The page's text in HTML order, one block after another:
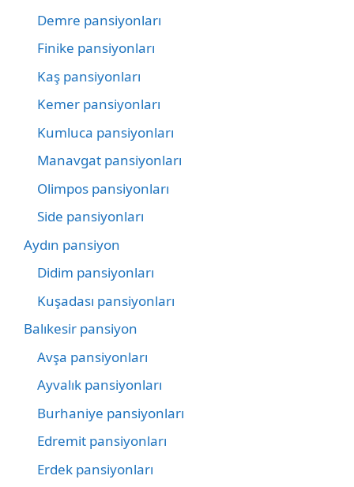
Demre pansiyonları
Finike pansiyonları
Kaş pansiyonları
Kemer pansiyonları
Kumluca pansiyonları
Manavgat pansiyonları
Olimpos pansiyonları
Side pansiyonları
Aydın pansiyon
Didim pansiyonları
Kuşadası pansiyonları
Balıkesir pansiyon
Avşa pansiyonları
Ayvalık pansiyonları
Burhaniye pansiyonları
Edremit pansiyonları
Erdek pansiyonları